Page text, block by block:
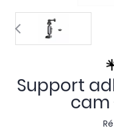
Support
cam